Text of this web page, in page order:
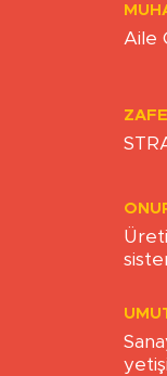
Aile